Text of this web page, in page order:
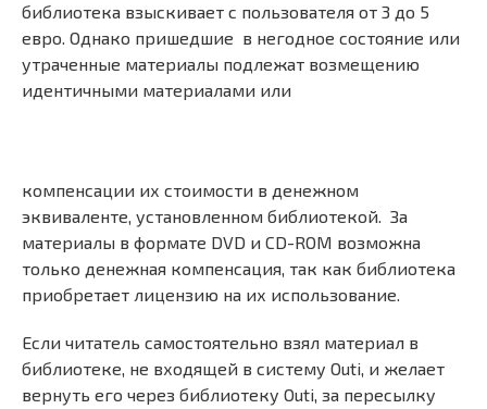
библиотека взыскивает с пользователя от 3 до 5
евро. Однако пришедшие в негодное состояние или
утраченные материалы подлежат возмещению
идентичными материалами или
компенсации их стоимости в денежном
эквиваленте, установленном библиотекой. За
материалы в формате DVD и CD-ROM возможна
только денежная компенсация, так как библиотека
приобретает лицензию на их использование.
Если читатель самостоятельно взял материал в
библиотеке, не входящей в систему Outi, и желает
вернуть его через библиотеку Outi, за пересылку